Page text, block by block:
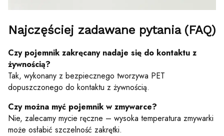
Najczęściej zadawane pytania (FAQ)
Czy pojemnik zakręcany nadaje się do kontaktu z
żywnością?
Tak, wykonany z bezpiecznego tworzywa PET
dopuszczonego do kontaktu z żywnością.
Czy można myć pojemnik w zmywarce?
Nie, zalecamy mycie ręczne – wysoka temperatura zmywarki
może osłabić szczelność zakrętki.